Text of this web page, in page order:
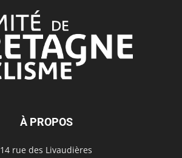
À PROPOS
14 rue des Livaudières